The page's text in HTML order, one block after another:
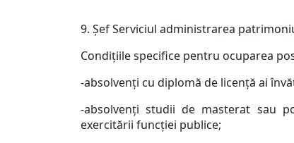
9. Şef Serviciul administrarea
Condiţiile specifice pentru ocuparea
-absolvenţi cu diplomă de licenţă ai
-absolvenţi studii de masterat sau
exercitării funcţiei publice;